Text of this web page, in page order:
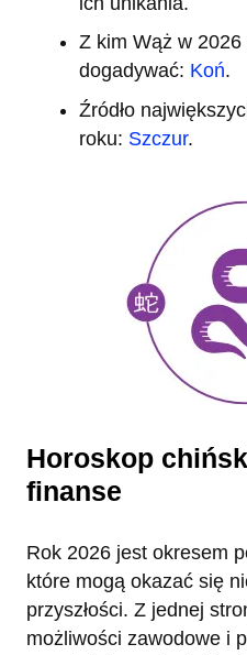
Z kim Wąż w
dogadywać: Koń.
Źródło
roku: Szczur.
Horoskop
finanse
Rok 2026 jest okresem
które mogą okazać się
przyszłości. Z jednej
możliwości zawodowe i